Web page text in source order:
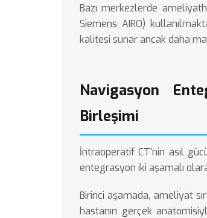
Bazı merkezlerde
Siemens AIRO)
kalitesi sunar ancak daha
Navigasyon
Birleşimi
İntraoperatif CT'nin asıl
entegrasyon iki aşamalı
Birinci aşamada, ameliyat
hastanın gerçek